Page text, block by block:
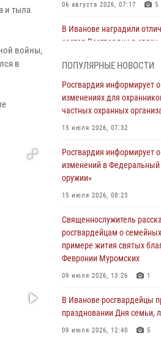
и тыла
войны,
в
06 августа 2026, 07:17 5
В Иванове наградили
состав Росгвардии в
В Иванове росгвардейцы
пожилому мужчине,
В Иванове личный состав
участие в торжественных
02 августа 2026, 11:46 13
Мероприятия в рамках
Росгвардией»
В Ивановской области при
Росгвардии задержаны
ПОПУЛЯРНЫЕ НОВОСТИ
Росгвардия информирует
изменениях для
частных охранных
15 июля 2026, 07:32
Росгвардия информирует
изменений в Федеральный
оружии»
15 июля 2026, 08:23
Священнослужитель
росгвардейцам о
примере жития святых
Февронии Муромских
09 июля 2026, 13:26 1
В Иванове росгвардейцы
праздновании Дня семьи,
09 июля 2026, 12:40 5